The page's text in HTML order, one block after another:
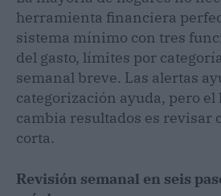
herramienta financiera
sistema mínimo con tres
del gasto, límites por
semanal breve. Las alertas
categorización ayuda, pero el
cambia resultados es revisar
corta.
Revisión semanal en seis